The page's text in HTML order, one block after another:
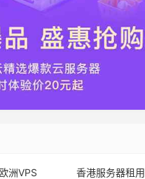
欧洲VPS
香港服务器租用